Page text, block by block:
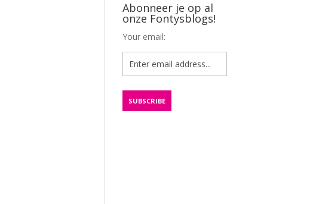
Abonneer je op al
onze Fontysblogs!
Your email: